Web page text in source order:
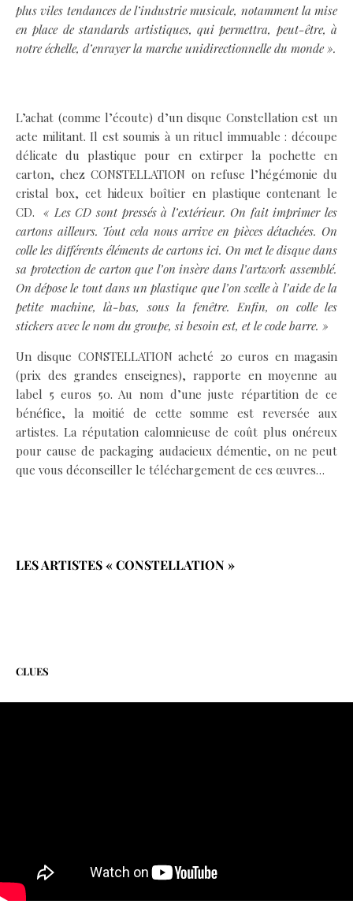
plus viles tendances de l’industrie musicale, notamment la mise
en place de standards artistiques, qui permettra, peut-être, à
notre échelle, d’enrayer la marche unidirectionnelle du monde ».
L’achat (comme l’écoute) d’un disque Constellation est un
acte militant. Il est soumis à un rituel immuable : découpe
délicate du plastique pour en extirper la pochette en
carton, chez CONSTELLATION on refuse l’hégémonie du
cristal box, cet hideux boîtier en plastique contenant le
CD.« Les CD sont pressés à l’extérieur. On fait imprimer les
cartons ailleurs. Tout cela nous arrive en pièces détachées. On
colle les différents éléments de cartons ici. On met le disque dans
sa protection de carton que l’on insère dans l’artwork assemblé.
On dépose le tout dans un plastique que l’on scelle à l’aide de la
petite machine, là-bas, sous la fenêtre. Enfin, on colle les
stickers avec le nom du groupe, si besoin est, et le code barre. »
Un disque CONSTELLATION acheté 20 euros en magasin
(prix des grandes enseignes), rapporte en moyenne au
label 5 euros 50. Au nom d’une juste répartition de ce
bénéfice, la moitié de cette somme est reversée aux
artistes. La réputation calomnieuse de coût plus onéreux
pour cause de packaging audacieux démentie, on ne peut
que vous déconseiller le téléchargement de ces œuvres…
LES ARTISTES « CONSTELLATION »
CLUES